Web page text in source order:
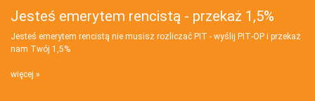
Jesteś emerytem rencistą - przekaż 1,5%
Jesteś emerytem rencistą nie musisz rozliczać PIT - wyślij PIT‑OP i przekaż
nam Twój 1,5%
więcej